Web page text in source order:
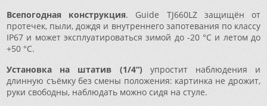
Всепогодная конструкция. Guide TJ660LZ защищён от
протечек, пыли, дождя и внутреннего запотевания по классу
IP67 и может эксплуатироваться зимой до -20 °C и летом до
+50 °C.
Установка на штатив (1/4“)упростит наблюдения и
длинную съёмку без смены положения: картинка не дрожит,
руки свободны, наблюдать можно сидя на стуле.